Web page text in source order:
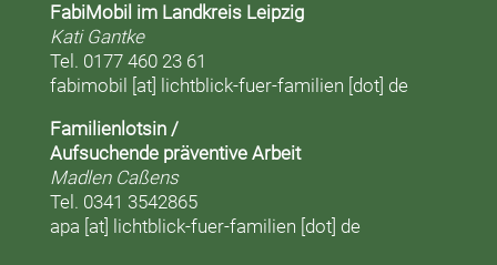
FabiMobil im Landkreis Leipzig
Kati Gantke
Tel. 0177 460 23 61
fabimobil [at] lichtblick-fuer-familien [dot] de
Familienlotsin /
Aufsuchende präventive Arbeit
Madlen Caßens
Tel. 0341 3542865
apa [at] lichtblick-fuer-familien [dot] de